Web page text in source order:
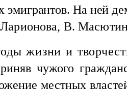
эмигрантов. На ней
В.
жизни и
чужого
местных